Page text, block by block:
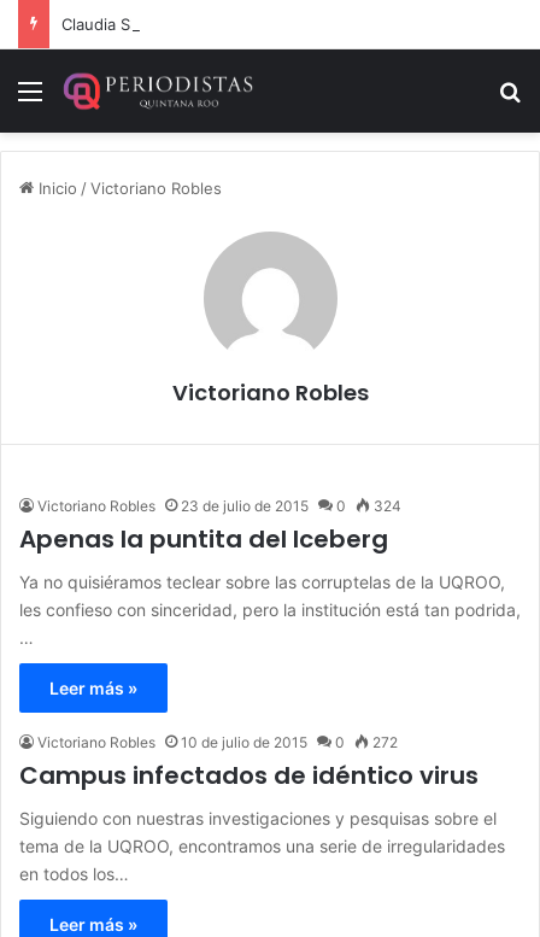
Menú
Inicio /Victoriano Robles
Victoriano Robles
Victoriano Robles 23 de julio de 2015 0 324
Apenas la puntita del Iceberg
Ya no quisiéramos teclear sobre las corruptelas de la UQROO,
les confieso con sinceridad, pero la institución está tan podrida,
…
Leer más »
Victoriano Robles 10 de julio de 2015 0 272
Campus infectados de idéntico virus
Siguiendo con nuestras investigaciones y pesquisas sobre el
tema de la UQROO, encontramos una serie de irregularidades
en todos los…
Leer más »